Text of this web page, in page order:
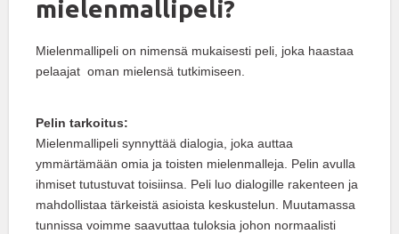
mielenmallipeli?
Mielenmallipeli on nimensä mukaisesti peli, joka haastaa
pelaajat oman mielensä tutkimiseen.
Pelin tarkoitus:
Mielenmallipeli synnyttää dialogia, joka auttaa
ymmärtämään omia ja toisten mielenmalleja. Pelin avulla
ihmiset tutustuvat toisiinsa. Peli luo dialogille rakenteen ja
mahdollistaa tärkeistä asioista keskustelun. Muutamassa
tunnissa voimme saavuttaa tuloksia johon normaalisti